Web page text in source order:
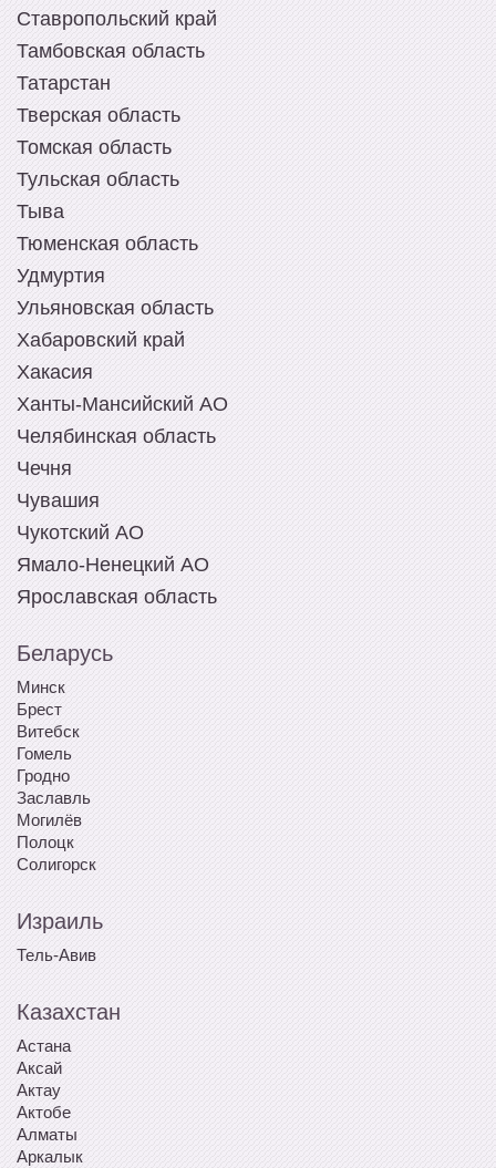
Ставропольский край
Тамбовская область
Татарстан
Тверская область
Томская область
Тульская область
Тыва
Тюменская область
Удмуртия
Ульяновская область
Хабаровский край
Хакасия
Ханты-Мансийский АО
Челябинская область
Чечня
Чувашия
Чукотский АО
Ямало-Ненецкий АО
Ярославская область
Беларусь
Минск
Брест
Витебск
Гомель
Гродно
Заславль
Могилёв
Полоцк
Солигорск
Израиль
Тель-Авив
Казахстан
Астана
Аксай
Актау
Актобе
Алматы
Аркалык